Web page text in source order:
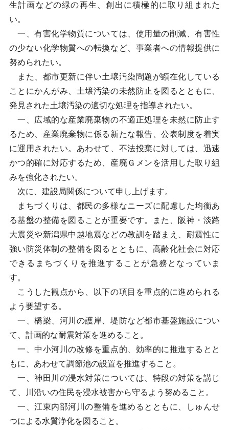
生計画などの緑の再生、創出に積極的に取り組まれた
い。
一、有害化学物質については、使用量の削減、有害性
の少ない化学物質への転換など、事業者への情報提供に
努められたい。
また、都市更新に伴い土壌汚染問題が顕在化している
ことにかんがみ、土壌汚染の未然防止を図るとともに、
発見された土壌汚染の適切な処理を指導されたい。
一、広域的な産業廃棄物の不適正処理を未然に防止す
るため、産業廃棄物に係る新たな報告、公表制度を着実
に運用されたい。あわせて、不法投棄に対しては、迅速
かつ的確に対応するため、産廃Ｇメンを活用した取り組
みを強化されたい。
次に、建設局関係について申し上げます。
まちづくりは、都民の多様なニーズに配慮した均衡あ
る基盤の整備を図ることが重要です。また、阪神・淡路
大震災や新潟県中越地震などの教訓を踏まえ、耐震性に
強い防災体制の整備を図るとともに、高齢化社会に対応
できるまちづくりを推進することが急務となっていま
す。
こうした観点から、以下の項目を重点的に進められる
よう要望する。
一、橋梁、河川の護岸、堤防など都市基盤施設につい
て、計画的な耐震対策を進めること。
一、中小河川の改修を重点的、効率的に推進するとと
もに、あわせて調節池の設置を推進すること。
一、神田川の浸水対策については、特段の対策を講じ
て、川沿いの住民を浸水被害から守るよう努めること。
一、江東内部河川の整備を進めるとともに、しゅんせ
つによる水質浄化を図ること。